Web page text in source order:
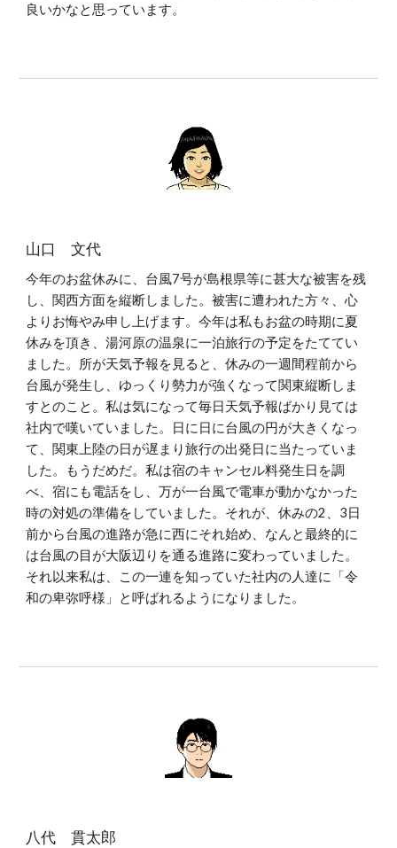
良いかなと思っています。
山口 文代
今年のお盆休みに、台風7号が島根県等に甚大な被害を残
し、関西方面を縦断しました。被害に遭われた方々、心
よりお悔やみ申し上げます。今年は私もお盆の時期に夏
休みを頂き、湯河原の温泉に一泊旅行の予定をたててい
ました。所が天気予報を見ると、休みの一週間程前から
台風が発生し、ゆっくり勢力が強くなって関東縦断しま
すとのこと。私は気になって毎日天気予報ばかり見ては
社内で嘆いていました。日に日に台風の円が大きくなっ
て、関東上陸の日が遅まり旅行の出発日に当たっていま
した。もうだめだ。私は宿のキャンセル料発生日を調
べ、宿にも電話をし、万が一台風で電車が動かなかった
時の対処の準備をしていました。それが、休みの2、3日
前から台風の進路が急に西にそれ始め、なんと最終的に
は台風の目が大阪辺りを通る進路に変わっていました。
それ以来私は、この一連を知っていた社内の人達に「令
和の卑弥呼様」と呼ばれるようになりました。
八代 貫太郎